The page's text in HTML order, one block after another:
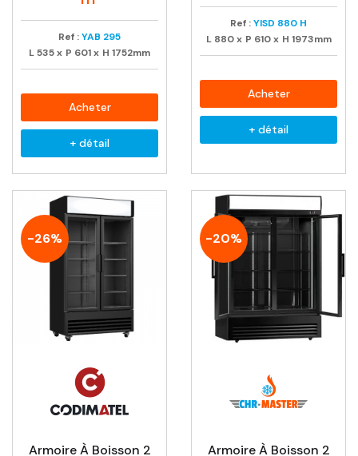
Ref :YAB 295
L535x P 601x H 1752mm
Acheter
+ détail
Ref :YISD 880 H
L 880 x P 610 x H 1973mm
Acheter
+ détail
-26%
Armoire À Boisson 2
-20%
Armoire À Boisson 2